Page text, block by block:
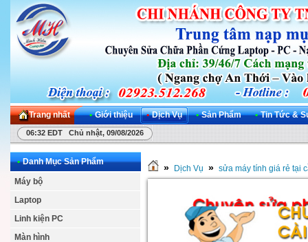
Trang nhất • Giới thiệu • Dịch Vụ • Sản Phẩm • Tin Tức &
06:32 EDT Chủ nhật, 09/08/2026
• Danh Mục Sản Phẩm
Máy bộ
Laptop
Linh kiện PC
Màn hình
» Dịch Vụ » sửa máy tính giá rẻ tại